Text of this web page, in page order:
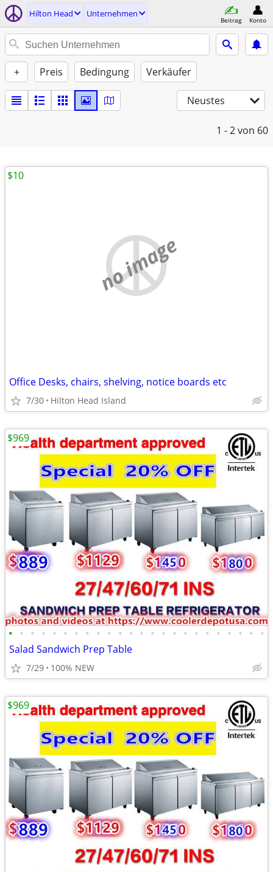
Hilton Head Unternehmen
Beitrag Konto
+ Preis Bedingung Verkäufer
Neustes
1 - 2von 60
no image
Office Desks, chairs, shelving, notice boards etc
7/30 Hilton Head Island
$10
• • • • • • • • • • • • • • • • • • • • • • • •
Salad Sandwich Prep Table
7/29 100% NEW
$969
$969